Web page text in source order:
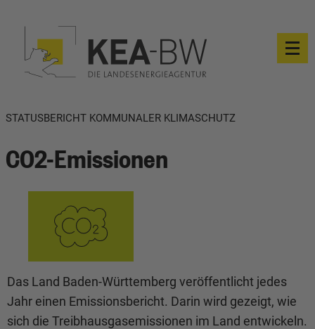
STATUSBERICHT KOMMUNALER KLIMASCHUTZ
CO2-Emissionen
Das Land Baden-Württemberg veröffentlicht jedes
Jahr einen Emissionsbericht. Darin wird gezeigt, wie
sich die Treibhausgasemissionen im Land entwickeln.